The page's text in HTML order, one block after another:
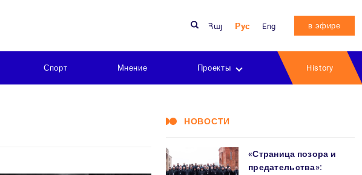
Հայ Рус Eng в эфире
Спорт Мнение Проекты History
НОВОСТИ
«Страница позора и
предательства»: